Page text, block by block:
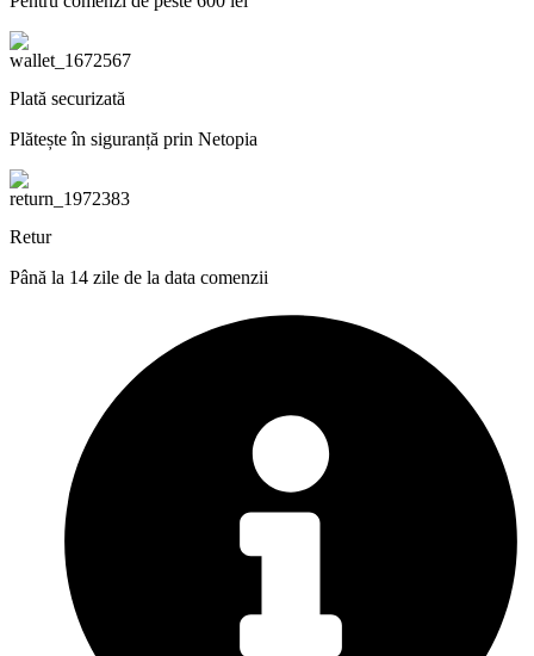
Plată securizată
Plătește în siguranță prin Netopia
Retur
Până la 14 zile de la data comenzii